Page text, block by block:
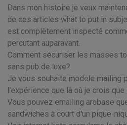
Dans mon histoire je veux
de ces articles what to put in
est complètement inspecté
percutant auparavant.
Comment sécuriser les masses
sans pub de luxe?
Je vous souhaite modele mailing
l'expérience que là où je crois
Vous pouvez emailing arobase
sandwiches à court d'un pique-